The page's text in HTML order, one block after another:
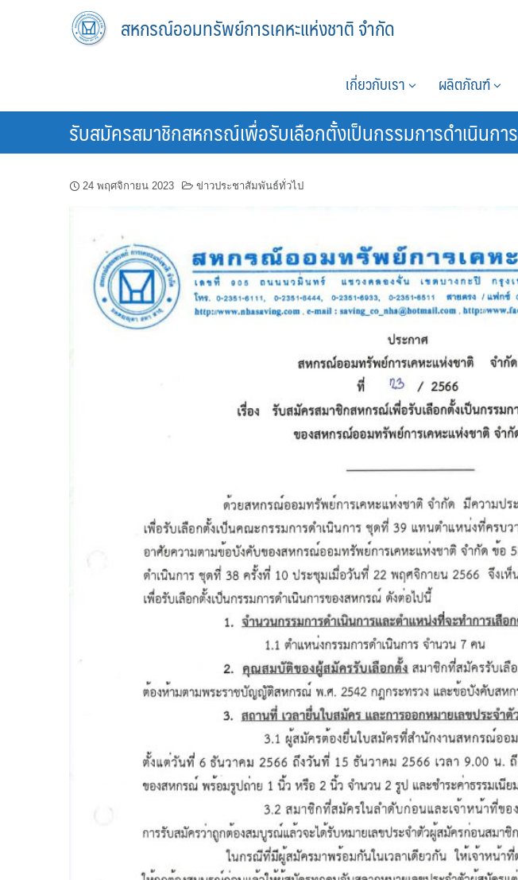
สหกรณ์ออมทรัพย์การเคหะแห่งชาติ จำกัด
เกี่ยวกับเรา ผลิตภัณฑ์
รับสมัครสมาชิกสหกรณ์เพื่อรับเลือกตั้งเป็นกรรมการดำเนินการ
24 พฤศจิกายน 2023 ข่าวประชาสัมพันธ์ทั่วไป